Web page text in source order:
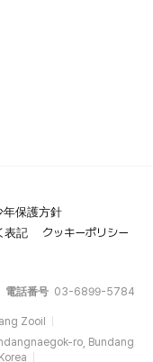
年保護方針
表記
クッキーポリシー
電話番号 03-6899-5784
Zooil
ro, Bundang